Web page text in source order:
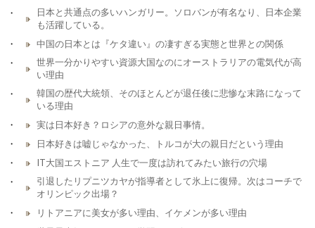
日本と共通点の多いハンガリー。ソロバンが有名なり、日本企業
も活躍している。
中国の日本とは『ケタ違い』の凄すぎる実態と世界との関係
世界一分かりやすい資源大国なのにオーストラリアの電気代が高
い理由
韓国の歴代大統領、そのほとんどが退任後に悲惨な末路になって
いる理由
実は日本好き？ロシアの意外な親日事情。
日本好きは嘘じゃなかった、トルコが大の親日だという理由
IT大国エストニア 人生で一度は訪れてみたい旅行の穴場
引退したリプニツカヤが指導者として氷上に復帰。次はコーチで
オリンピック出場？
リトアニアに美女が多い理由、イケメンが多い理由